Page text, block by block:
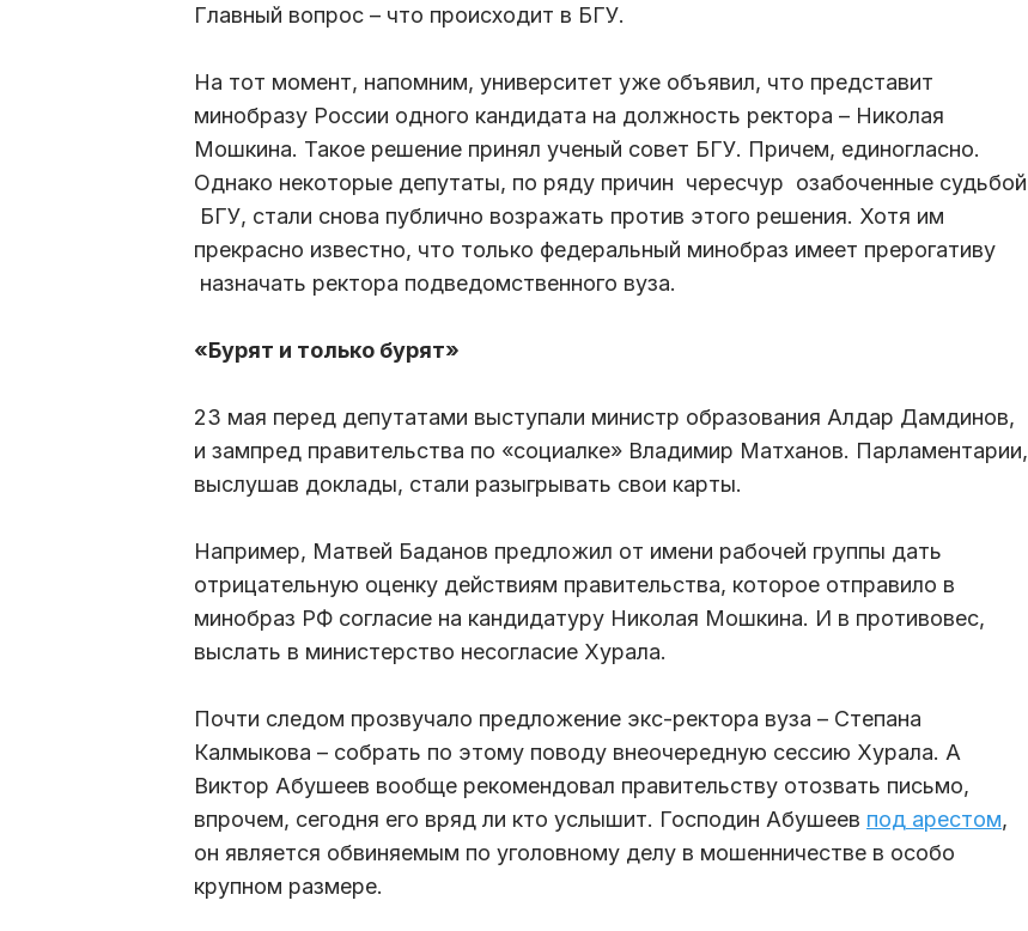
Главный вопрос – что происходит в БГУ.
На тот момент, напомним, университет уже объявил, что представит
минобразу России одного кандидата на должность ректора – Николая
Мошкина. Такое решение принял ученый совет БГУ. Причем, единогласно.
Однако некоторые депутаты, по ряду причин чересчур озабоченные судьбой
БГУ, стали снова публично возражать против этого решения. Хотя им
прекрасно известно, что только федеральный минобраз имеет прерогативу
назначать ректора подведомственного вуза.
«Бурят и только бурят»
23 мая перед депутатами выступали министр образования Алдар Дамдинов,
и зампред правительства по «социалке» Владимир Матханов. Парламентарии,
выслушав доклады, стали разыгрывать свои карты.
Например, Матвей Баданов предложил от имени рабочей группы дать
отрицательную оценку действиям правительства, которое отправило в
минобраз РФ согласие на кандидатуру Николая Мошкина. И в противовес,
выслать в министерство несогласие Хурала.
Почти следом прозвучало предложение экс-ректора вуза – Степана
Калмыкова – собрать по этому поводу внеочередную сессию Хурала. А
Виктор Абушеев вообще рекомендовал правительству отозвать письмо,
впрочем, сегодня его вряд ли кто услышит. Господин Абушеев под арестом,
он является обвиняемым по уголовному делу в мошенничестве в особо
крупном размере.